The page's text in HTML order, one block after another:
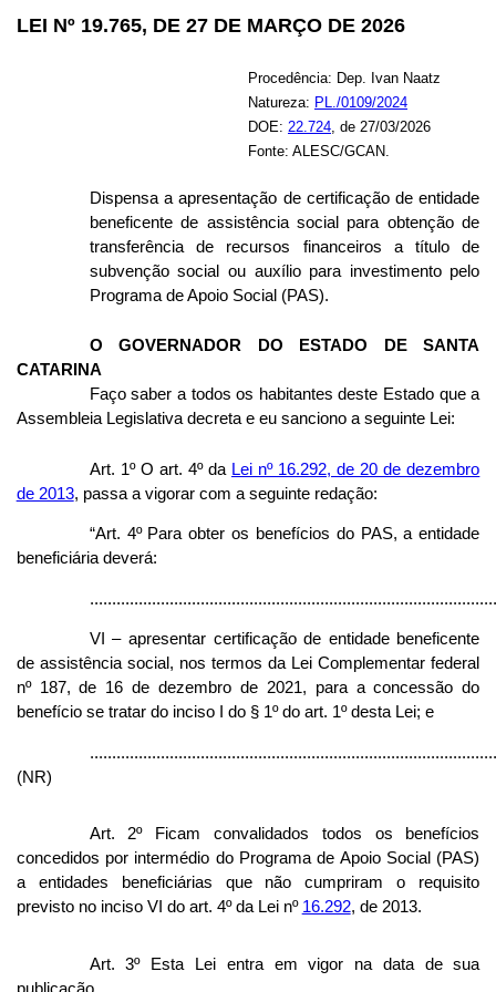
LEI Nº 19.765, DE 27 DE MARÇO DE 2026
Procedência: Dep. Ivan Naatz
Natureza: PL./0109/2024
DOE: 22.724 , de 27/03/2026
Fonte: ALESC/GCAN.
Dispensa a apresentação de certificação de entidade
beneficente de assistência social para obtenção de
transferência de recursos financeiros a título de
subvenção social ou auxílio para investimento pelo
Programa de Apoio Social (PAS).
O GOVERNADOR DO ESTADO DE SANTA
CATARINA
Faço saber a todos os habitantes deste Estado que a
Assembleia Legislativa decreta e eu sanciono a seguinte Lei:
Art. 1º O art. 4º da Lei nº 16.292, de 20 de dezembro
de 2013, passa a vigorar com a seguinte redação:
“Art. 4º Para obter os benefícios do PAS, a entidade
beneficiária deverá:
VI – apresentar certificação de entidade beneficente
de assistência social, nos termos da Lei Complementar federal
nº 187, de 16 de dezembro de 2021, para a concessão do
benefício se tratar do inciso I do § 1º do art. 1º desta Lei; e
(NR)
Art. 2º Ficam convalidados todos os benefícios
concedidos por intermédio do Programa de Apoio Social (PAS)
a entidades beneficiárias que não cumpriram o requisito
previsto no inciso VI do art. 4º da Lei nº 16.292, de 2013.
Art. 3º Esta Lei entra em vigor na data de sua
publicação.